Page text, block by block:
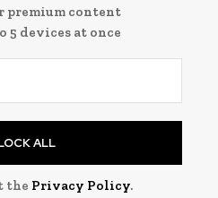
premium content
5 devices at once
ALL
the Privacy Policy.